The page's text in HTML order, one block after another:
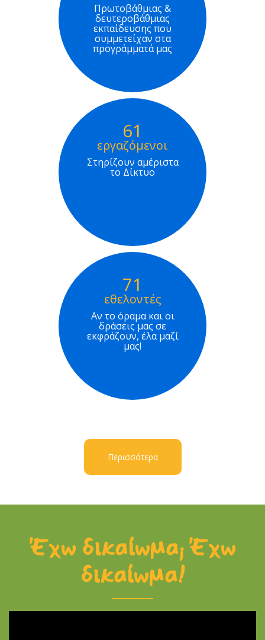
Πρωτοβάθμιας &
δευτεροβάθμιας
εκπαίδευσης που
συμμετείχαν στα
προγράμματά μας
61
εργαζόμενοι
Στηρίζουν αμέριστα
το Δίκτυο
71
εθελοντές
Αν το όραμα και οι
δράσεις μας σε
εκφράζουν, έλα μαζί
μας!
Περισσότερα
Έχω δικαίωμα; Έχω
δικαίωμα!